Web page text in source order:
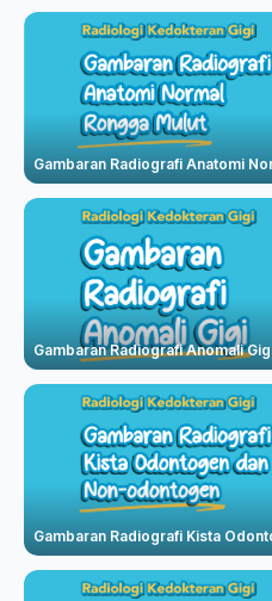
Gambaran Radiografi Anatomi
Gambaran Radiografi Anomali
Gambaran Radiografi Kista